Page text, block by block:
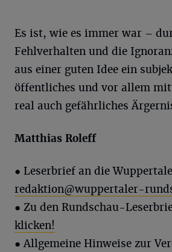
Es ist, wie es immer war –
Fehlverhalten und die
aus einer guten Idee ein
öffentliches und vor allem
real auch gefährliches
Matthias Roleff
● Leserbrief an die
redaktion@wuppertaler-
● Zu den Rundschau-
klicken!
● Allgemeine Hinweise zur